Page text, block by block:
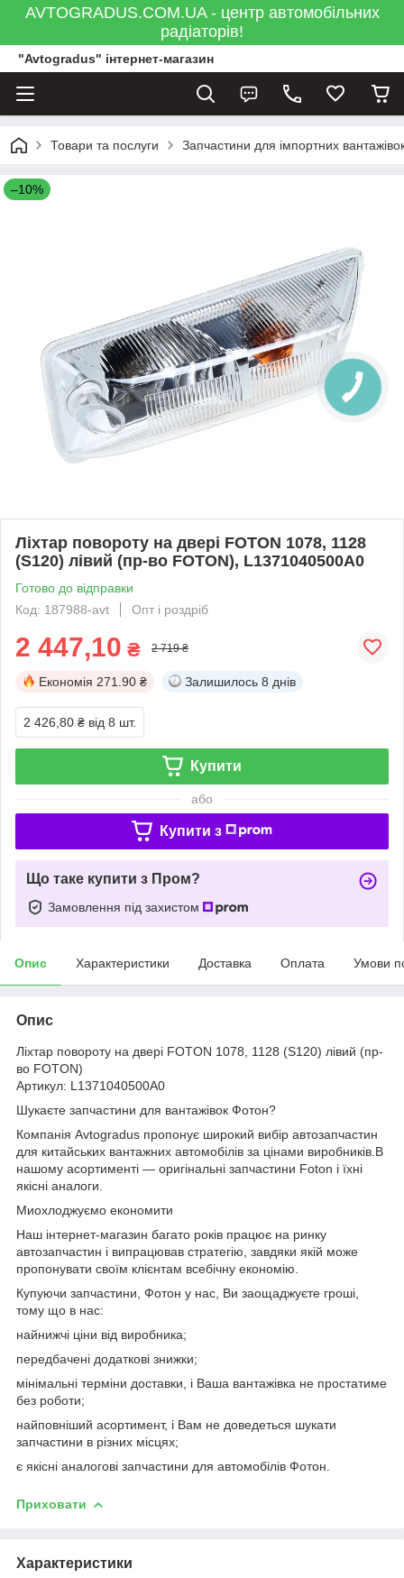
AVTOGRADUS.COM.UA - центр автомобільних
радіаторів!
"Avtogradus" інтернет-магазин
Товари та послуги Запчастини для імпортних
–10%
Ліхтар повороту на двері FOTON 1078, 1128
(S120) лівий (пр-во FOTON), L1371040500A0
Готово до відправки
Код: 187988-avt
Опт і роздріб
2 447,10 ₴ 2 719 ₴
Економія 271.90 ₴ Залишилось 8 днів
2 426,80 ₴ від 8 шт.
Купити
або
Купити з
Що таке купити з Пром?
Замовлення під захистом
Опис Характеристики Доставка Оплата Умови
Опис
Ліхтар повороту на двері FOTON 1078, 1128 (S120) лівий (пр-
во FOTON)
Артикул: L1371040500A0
Шукаєте запчастини для вантажівок Фотон?
Компанія Avtogradus пропонує широкий вибір автозапчастин
для китайських вантажних автомобілів за цінами виробників.В
нашому асортименті — оригінальні запчастини Foton і їхні
якісні аналоги.
Миохлоджуємо економити
Наш інтернет-магазин багато років працює на ринку
автозапчастин і випрацював стратегію, завдяки якій може
пропонувати своїм клієнтам всебічну економію.
Купуючи запчастини, Фотон у нас, Ви заощаджуєте гроші,
тому що в нас:
найнижчі ціни від виробника;
передбачені додаткові знижки;
мінімальні терміни доставки, і Ваша вантажівка не простатиме
без роботи;
найповніший асортимент, і Вам не доведеться шукати
запчастини в різних місцях;
є якісні аналогові запчастини для автомобілів Фотон.
Приховати
Характеристики